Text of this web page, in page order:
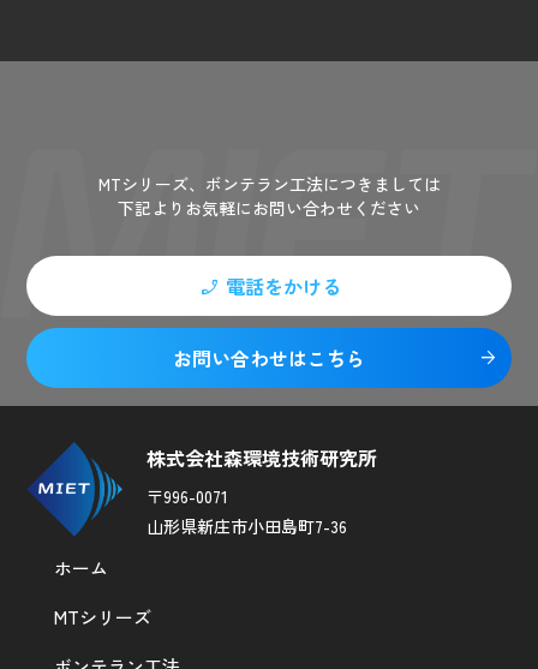
MTシリーズ、ボンテラン工法につきましては
下記よりお気軽にお問い合わせください
phone_enabled 電話をかける
お問い合わせはこちら arrow_forward
株式会社森環境技術研究所
〒996-0071
山形県新庄市小田島町7-36
ホーム
MTシリーズ